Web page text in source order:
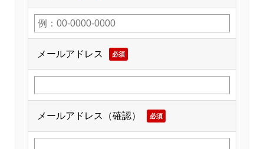
メールアドレス 必須
メールアドレス（確認） 必須